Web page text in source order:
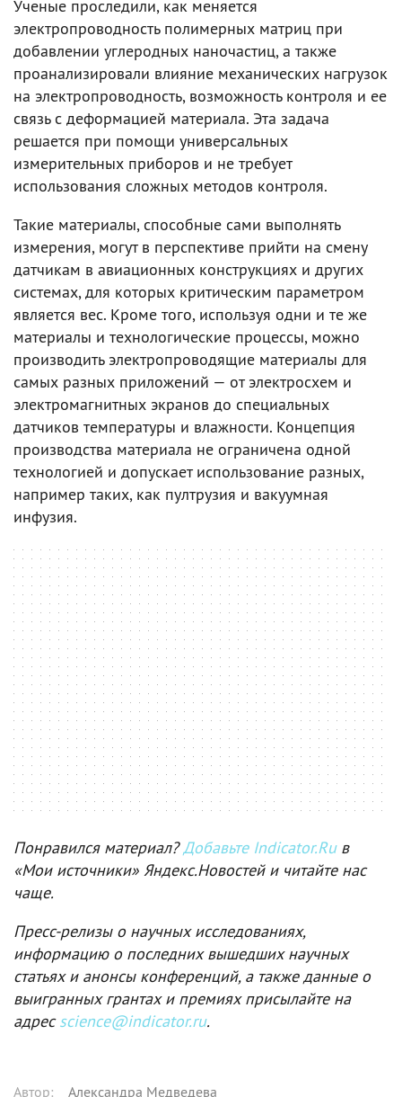
Ученые проследили, как меняется
электропроводность полимерных матриц при
добавлении углеродных наночастиц, а также
проанализировали влияние механических нагрузок
на электропроводность, возможность контроля и ее
связь с деформацией материала. Эта задача
решается при помощи универсальных
измерительных приборов и не требует
использования сложных методов контроля.
Такие материалы, способные сами выполнять
измерения, могут в перспективе прийти на смену
датчикам в авиационных конструкциях и других
системах, для которых критическим параметром
является вес. Кроме того, используя одни и те же
материалы и технологические процессы, можно
производить электропроводящие материалы для
самых разных приложений — от электросхем и
электромагнитных экранов до специальных
датчиков температуры и влажности. Концепция
производства материала не ограничена одной
технологией и допускает использование разных,
например таких, как пултрузия и вакуумная
инфузия.
Понравился материал?Добавьте Indicator.Ruв
«Мои источники» Яндекс.Новостей и читайте нас
чаще.
Пресс-релизы о научных исследованиях,
информацию о последних вышедших научных
статьях и анонсы конференций, а также данные о
выигранных грантах и премиях присылайте на
адресscience@indicator.ru.
Автор: Александра Медведева